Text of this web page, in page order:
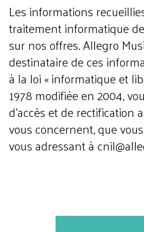
Les informations
traitement informatique
sur nos offres. Allegro
destinataire de ces
à la loi « informatique et
1978 modifiée en 2004,
d’accès et de
vous concernent, que
vous adressant à